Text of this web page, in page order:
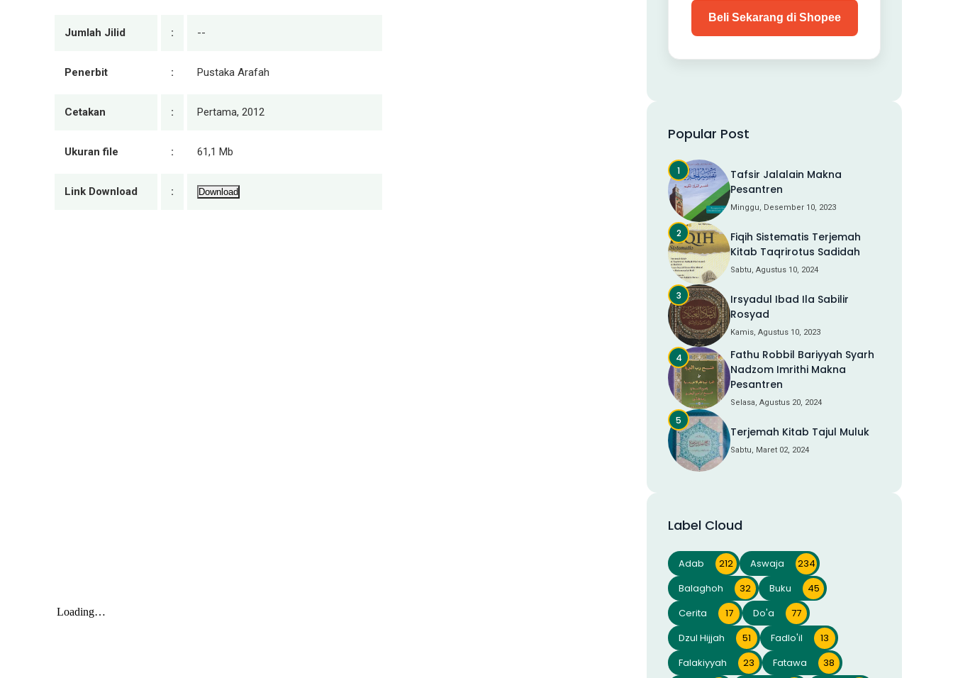
Jumlah Jilid : --
Penerbit : Pustaka Arafah
Cetakan : Pertama, 2012
Ukuran file : 61,1 Mb
Link Download : Download
Beli Sekarang di Shopee
Popular Post
Tafsir Jalalain Makna
Pesantren
Minggu, Desember 10, 2023
Fiqih Sistematis Terjemah
Kitab Taqrirotus Sadidah
Sabtu, Agustus 10, 2024
Irsyadul Ibad Ila Sabilir
Rosyad
Kamis, Agustus 10, 2023
Fathu Robbil Bariyyah Syarh
Nadzom Imrithi Makna
Pesantren
Selasa, Agustus 20, 2024
Terjemah Kitab Tajul Muluk
Sabtu, Maret 02, 2024
Label Cloud
Adab 212 Aswaja
234
Balaghoh
32 Buku
45
Cerita
17 Do'a
77
Dzul Hijjah
51 Fadlo'il
13
Falakiyyah
23 Fatawa
38